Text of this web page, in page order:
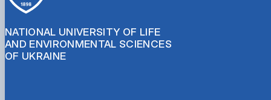
NATIONAL UNIVERSITY OF LIFE
AND ENVIRONMENTAL SCIENCES
OF UKRAINE